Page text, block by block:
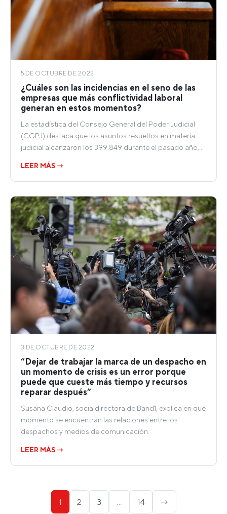
5 DE OCTUBRE DE 2022
¿Cuáles son las incidencias en el seno de las
empresas que más conflictividad laboral
generan en estos momentos?
La estadística del Consejo General del Poder Judicial
(CGPJ) destaca que los asuntos resueltos en materia
judicial alcanzaron los 399.849 durante el pasado año,…
LEER MÁS →
3 DE OCTUBRE DE 2022
“Dejar de trabajar la marca de un despacho en
un momento de crisis es un error porque
puede que cueste más tiempo y recursos
reparar después”
Susana Claudio, socia directora de Band1, explica en qué
momento se encuentran las relaciones entre los
despachos y medios de comunicación.
LEER MÁS →
Paginación
1 2 3 14 →